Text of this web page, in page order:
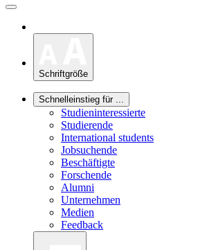
Schriftgröße
Schnelleinstieg für ...
Studieninteressierte
Studierende
International students
Jobsuchende
Beschäftigte
Forschende
Alumni
Unternehmen
Medien
Feedback